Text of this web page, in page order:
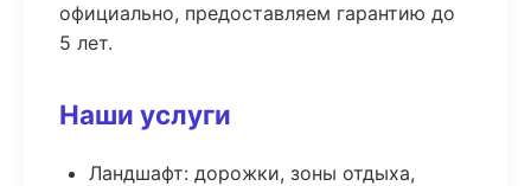
официально, предоставляем гарантию до
5 лет.
Наши услуги
Ландшафт: дорожки, зоны отдыха,